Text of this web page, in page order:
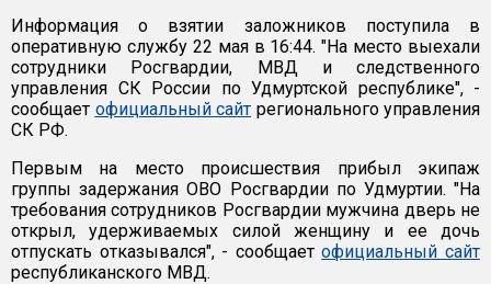
Информация о взятии заложников поступила в
оперативную службу 22 мая в 16:44. "На место выехали
сотрудники Росгвардии, МВД и следственного
управления СК России по Удмуртской республике", -
сообщает официальный сайт регионального управления
СК РФ.
Первым на место происшествия прибыл экипаж
группы задержания ОВО Росгвардии по Удмуртии. "На
требования сотрудников Росгвардии мужчина дверь не
открыл, удерживаемых силой женщину и ее дочь
отпускать отказывался", - сообщаетофициальный сайт
республиканского МВД.